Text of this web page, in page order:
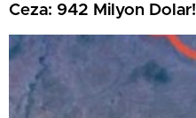
Ceza: 942 Milyon Dolar!